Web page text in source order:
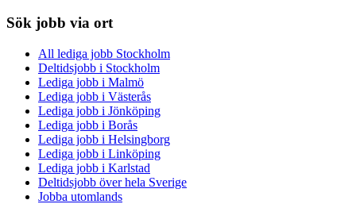
Sök jobb via ort
All lediga jobb Stockholm
Deltidsjobb i Stockholm
Lediga jobb i Malmö
Lediga jobb i Västerås
Lediga jobb i Jönköping
Lediga jobb i Borås
Lediga jobb i Helsingborg
Lediga jobb i Linköping
Lediga jobb i Karlstad
Deltidsjobb över hela Sverige
Jobba utomlands